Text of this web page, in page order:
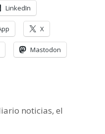
LinkedIn
X
Mastodon
noticias,el